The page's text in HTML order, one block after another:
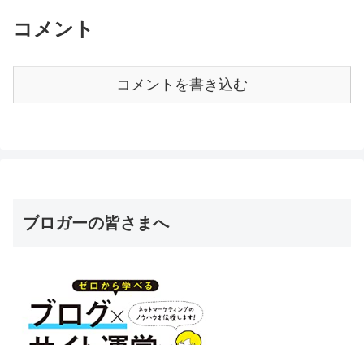
コメント
コメントを書き込む
ブロガーの皆さまへ